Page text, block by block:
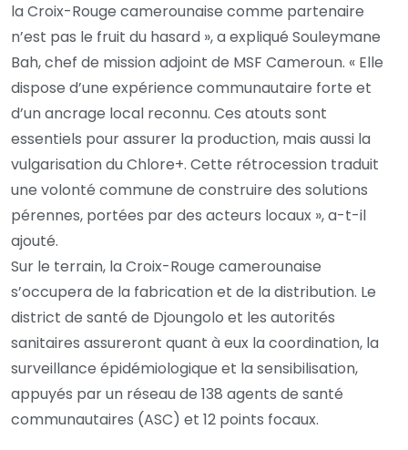
la Croix-Rouge camerounaise comme partenaire
n’est pas le fruit du hasard », a expliqué Souleymane
Bah, chef de mission adjoint de MSF Cameroun. « Elle
dispose d’une expérience communautaire forte et
d’un ancrage local reconnu. Ces atouts sont
essentiels pour assurer la production, mais aussi la
vulgarisation du Chlore+. Cette rétrocession traduit
une volonté commune de construire des solutions
pérennes, portées par des acteurs locaux », a-t-il
ajouté.
Sur le terrain, la Croix-Rouge camerounaise
s’occupera de la fabrication et de la distribution. Le
district de santé de Djoungolo et les autorités
sanitaires assureront quant à eux la coordination, la
surveillance épidémiologique et la sensibilisation,
appuyés par un réseau de 138 agents de santé
communautaires (ASC) et 12 points focaux.